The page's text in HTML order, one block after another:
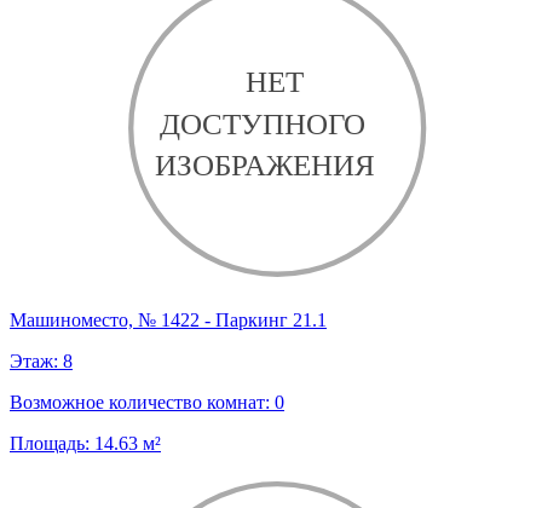
Машиноместо, № 1422 - Паркинг 21.1
Этаж: 8
Возможное количество комнат: 0
Площадь: 14.63 м²